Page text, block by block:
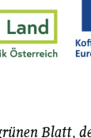
Blatt,